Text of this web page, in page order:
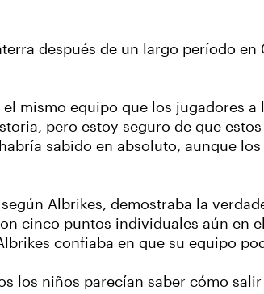
después de un largo período en
mismo equipo que los jugadores a
pero estoy seguro de que
sabido en absoluto, aunque
Albrikes, demostraba la
cinco puntos individuales aún en
confiaba en que su equipo
los niños parecían saber cómo